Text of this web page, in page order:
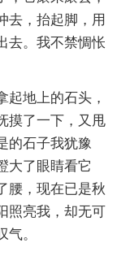
去，抬起脚，用
去。我不禁惆怅
起地上的石头，
摸了一下，又甩
的石子我犹豫
大了眼睛看它
腰，现在已是秋
照亮我，却无可
。